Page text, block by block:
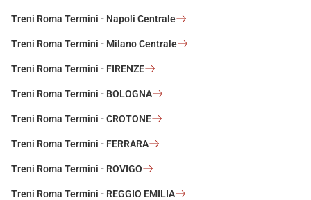
Treni Roma Termini - Napoli Centrale
Treni Roma Termini - Milano Centrale
Treni Roma Termini - FIRENZE
Treni Roma Termini - BOLOGNA
Treni Roma Termini - CROTONE
Treni Roma Termini - FERRARA
Treni Roma Termini - ROVIGO
Treni Roma Termini - REGGIO EMILIA